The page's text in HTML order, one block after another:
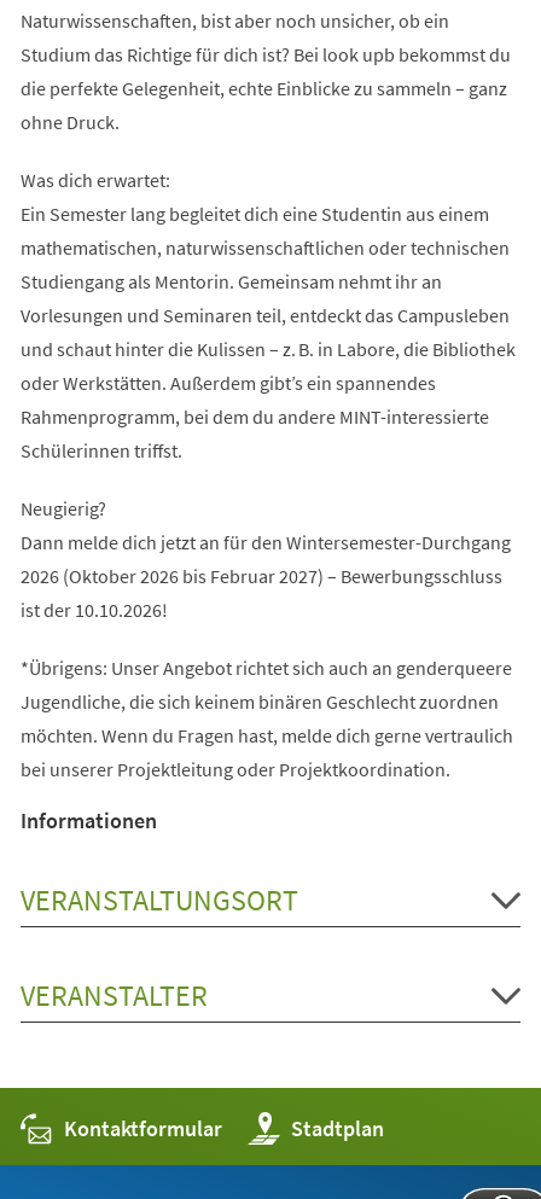
Naturwissenschaften, bist aber noch unsicher, ob ein
Studium das Richtige für dich ist? Bei look upb bekommst du
die perfekte Gelegenheit, echte Einblicke zu sammeln – ganz
ohne Druck.
Was dich erwartet:
Ein Semester lang begleitet dich eine Studentin aus einem
mathematischen, naturwissenschaftlichen oder technischen
Studiengang als Mentorin. Gemeinsam nehmt ihr an
Vorlesungen und Seminaren teil, entdeckt das Campusleben
und schaut hinter die Kulissen – z. B. in Labore, die Bibliothek
oder Werkstätten. Außerdem gibt’s ein spannendes
Rahmenprogramm, bei dem du andere MINT-interessierte
Schülerinnen triffst.
Neugierig?
Dann melde dich jetzt an für den Wintersemester-Durchgang
2026 (Oktober 2026 bis Februar 2027) – Bewerbungsschluss
ist der 10.10.2026!
*Übrigens: Unser Angebot richtet sich auch an genderqueere
Jugendliche, die sich keinem binären Geschlecht zuordnen
möchten. Wenn du Fragen hast, melde dich gerne vertraulich
bei unserer Projektleitung oder Projektkoordination.
Informationen
VERANSTALTUNGSORT
VERANSTALTER
Kontaktformular Stadtplan
(Öffnet
in
einem